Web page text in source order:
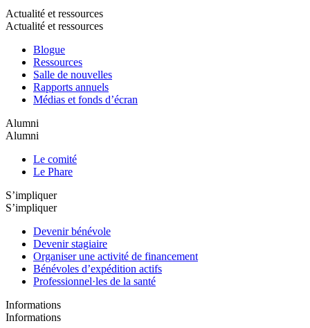
Actualité et ressources
Actualité et ressources
Blogue
Ressources
Salle de nouvelles
Rapports annuels
Médias et fonds d’écran
Alumni
Alumni
Le comité
Le Phare
S’impliquer
S’impliquer
Devenir bénévole
Devenir stagiaire
Organiser une activité de financement
Bénévoles d’expédition actifs
Professionnel·les de la santé
Informations
Informations